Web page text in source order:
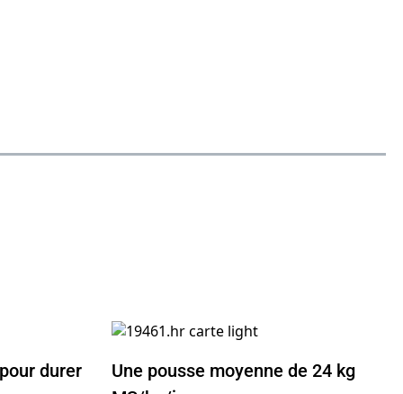
durer
Une pousse moyenne de 24 kg